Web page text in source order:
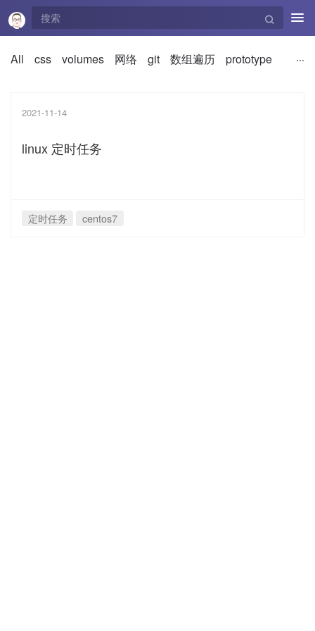
All css volumes 网络 git 数组遍历 prototype
2021-11-14
linux 定时任务
定时任务 centos7